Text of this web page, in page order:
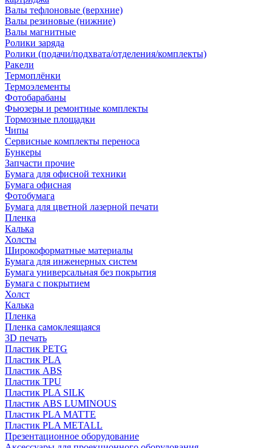
Валы тефлоновые (верхние)
Валы резиновые (нижние)
Валы магнитные
Ролики заряда
Ролики (подачи/подхвата/отделения/комплекты)
Ракели
Термоплёнки
Термоэлементы
Фотобарабаны
Фьюзеры и ремонтные комплекты
Тормозные площадки
Чипы
Сервисные комплекты переноса
Бункеры
Запчасти прочие
Бумага для офисной техники
Бумага офисная
Фотобумага
Бумага для цветной лазерной печати
Пленка
Калька
Холсты
Широкоформатные материалы
Бумага для инженерных систем
Бумага универсальная без покрытия
Бумага с покрытием
Холст
Калька
Пленка
Пленка самоклеящаяся
3D печать
Пластик PETG
Пластик PLA
Пластик ABS
Пластик TPU
Пластик PLA SILK
Пластик ABS LUMINOUS
Пластик PLA MATTE
Пластик PLA METALL
Презентационное оборудование